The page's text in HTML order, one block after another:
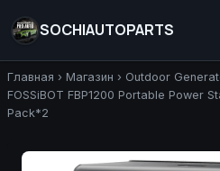
SOCHIAUTOPARTS
Главная › Магазин › Outdoor
FOSSiBOT FBP1200 Portable Power
Pack*2